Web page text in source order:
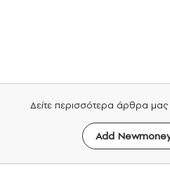
Δείτε περισσότερα άρθρα
Add